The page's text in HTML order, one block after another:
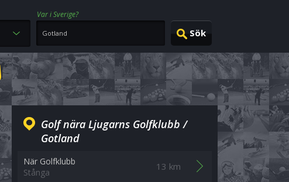
Var i Sverige?
Golf nära Ljugarns Golfklubb /
Gotland
När Golfklubb
Stånga
13 km